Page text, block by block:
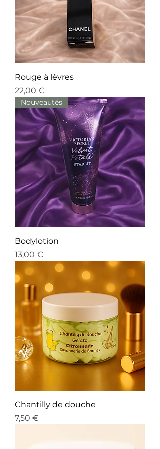
Rouge à lèvres
Prix
22,00 €
Nouveautés
Bodylotion
Prix
13,00 €
Chantilly de douche
Prix
7,50 €